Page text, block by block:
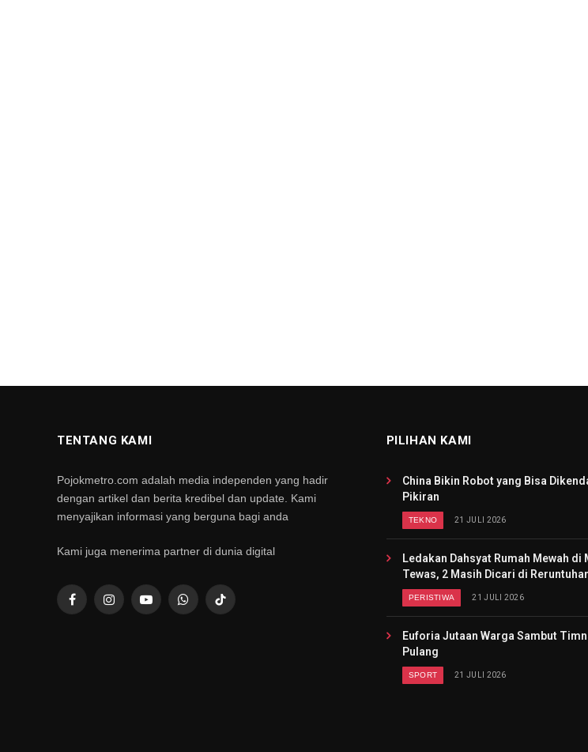
TENTANG KAMI
Pojokmetro.com adalah media independen yang hadir
dengan artikel dan berita kredibel dan update. Kami
menyajikan informasi yang berguna bagi anda
Kami juga menerima partner di dunia digital
FacebookInstagramYouTubeWhatsAppTikTok
PILIHAN KAMI
China Bikin Robot yang Bisa
Pikiran
TEKNO 21 JULI 2026
Ledakan Dahsyat Rumah Mewah di
Tewas, 2 Masih Dicari di
PERISTIWA 21 JULI 2026
Euforia Jutaan Warga Sambut
Pulang
SPORT 21 JULI 2026